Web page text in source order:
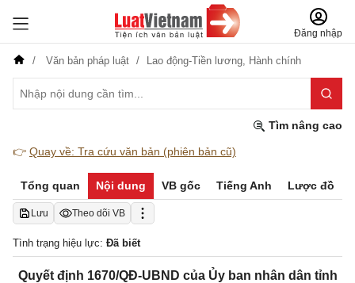
Đăng nhập
Văn bản pháp luật Lao động-Tiền lương, Hành chính
Tìm nâng cao
👉 Quay về: Tra cứu văn bản (phiên bản cũ)
Tổng quan Nội dung VB gốc Tiếng Anh Lược đồ
Lưu Theo dõi VB
Tình trạng hiệu lực: Đã biết
Quyết định 1670/QĐ-UBND của Ủy ban nhân dân tỉnh